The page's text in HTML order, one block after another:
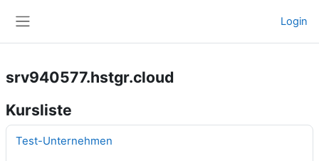
Login
srv940577.hstgr.cloud
Kursliste
Test-Unternehmen